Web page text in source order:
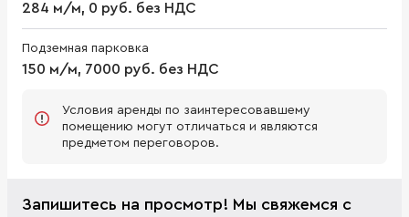
284 м/м, 0 руб. без НДС
Подземная парковка
150 м/м, 7000 руб. без НДС
Условия аренды по заинтересовавшему
помещению могут отличаться и являются
предметом переговоров.
Запишитесь на просмотр! Мы свяжемся с